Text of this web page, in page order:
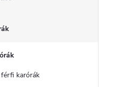
férfi karórák